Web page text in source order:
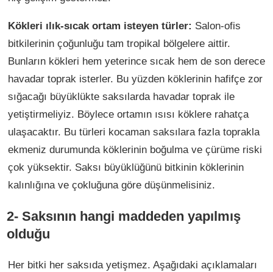
Kökleri ılık-sıcak ortam isteyen türler: Salon-ofis
bitkilerinin çoğunluğu tam tropikal bölgelere aittir.
Bunların kökleri hem yeterince sıcak hem de son derece
havadar toprak isterler. Bu yüzden köklerinin hafifçe zor
sığacağı büyüklükte saksılarda havadar toprak ile
yetiştirmeliyiz. Böylece ortamın ısısı köklere rahatça
ulaşacaktır. Bu türleri kocaman saksılara fazla toprakla
ekmeniz durumunda köklerinin boğulma ve çürüme riski
çok yüksektir. Saksı büyüklüğünü bitkinin köklerinin
kalınlığına ve çokluğuna göre düşünmelisiniz.
2- Saksının hangi maddeden yapılmış
olduğu
Her bitki her saksıda yetişmez. Aşağıdaki açıklamaları